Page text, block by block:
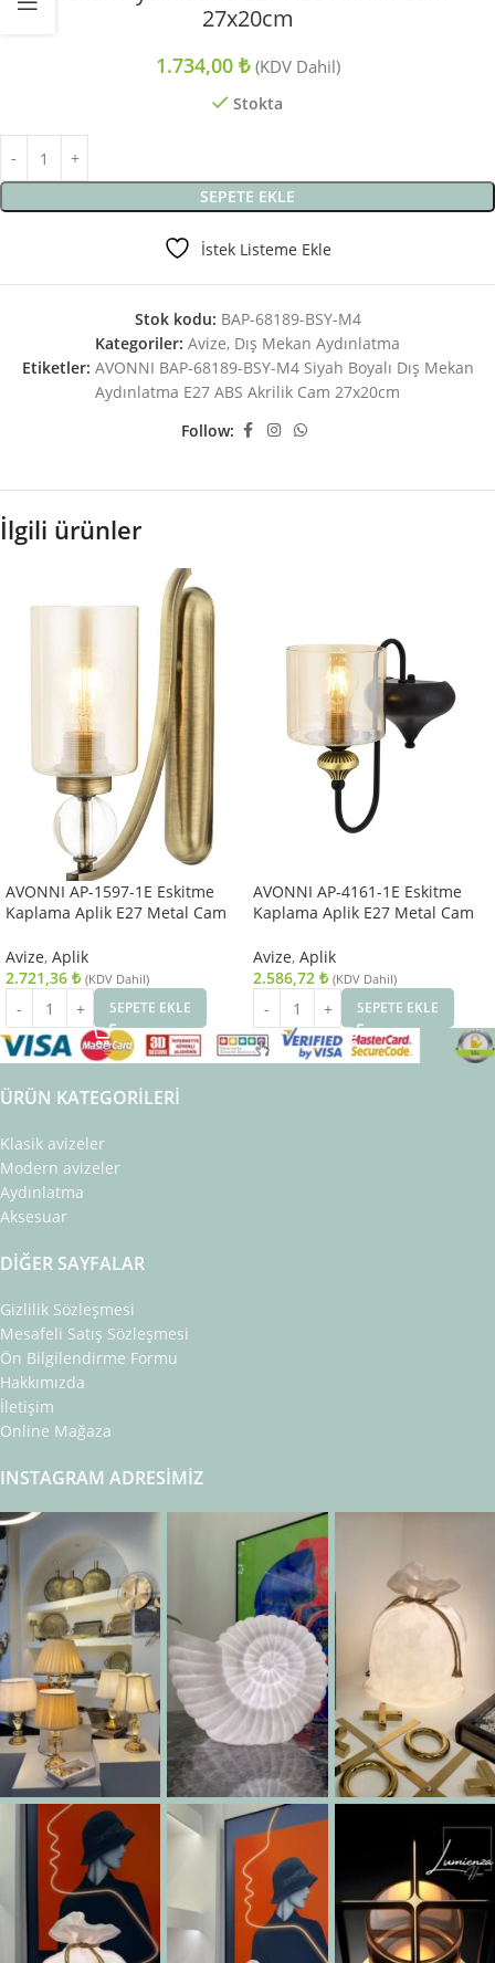
27x20cm
1.734,00 ₺ (KDV Dahil)
Stokta
SEPETE EKLE
İstek Listeme Ekle
Stok kodu: BAP-68189-BSY-M4
Kategoriler: Avize, Dış Mekan Aydınlatma
Etiketler: AVONNI BAP-68189-BSY-M4 Siyah Boyalı Dış Mekan
Aydınlatma E27 ABS Akrilik Cam 27x20cm
Follow:
İlgili ürünler
AVONNI AP-1597-1E Eskitme
Kaplama Aplik E27 Metal Cam
Avize, Aplik
2.721,36 ₺ (KDV Dahil)
SEPETE EKLE
AVONNI AP-4161-1E Eskitme
Kaplama Aplik E27 Metal Cam
Avize, Aplik
2.586,72 ₺ (KDV Dahil)
SEPETE EKLE
ÜRÜN KATEGORILERI
Klasik avizeler
Modern avizeler
Aydınlatma
Aksesuar
DIĞER SAYFALAR
Gizlilik Sözleşmesi
Mesafeli Satış Sözleşmesi
Ön Bilgilendirme Formu
Hakkımızda
İletişim
Online Mağaza
INSTAGRAM ADRESIMIZ